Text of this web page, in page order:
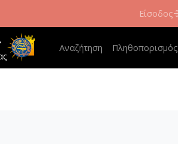
Είσοδος
Main navigation
Αναζήτηση Πληθοπορισμός